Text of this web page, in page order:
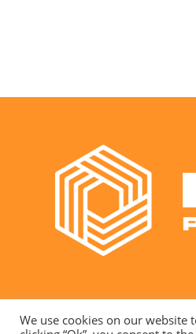
We use cookies on our website